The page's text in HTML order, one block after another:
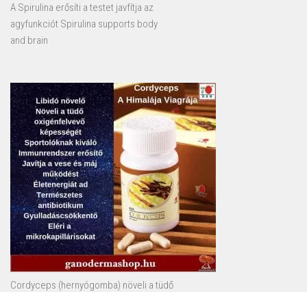
A Spirulina erősíti a testet javfítja az
agyfunkciót Spirulina supports body
and brain
Cordyceps (hernyógomba) növeli a tüdő